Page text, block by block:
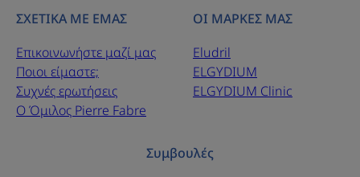
ΣΧΕΤΙΚΑ ΜΕ ΕΜΑΣ
Επικοινωνήστε μαζί μας
Ποιοι είμαστε;
Συχνές ερωτήσεις
Ο Όμιλος Pierre Fabre
ΟΙ ΜΑΡΚΕΣ ΜΑΣ
Eludril
ELGYDIUM
ELGYDIUM Clinic
Συμβουλές